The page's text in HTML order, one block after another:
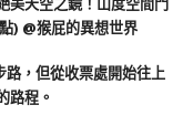
，但從收票處開始往上
路程。